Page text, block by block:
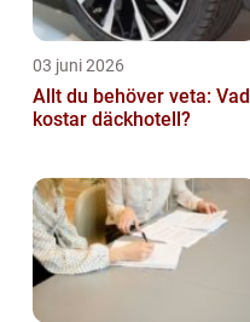
03 juni 2026
Allt du behöver veta: Vad
kostar däckhotell?